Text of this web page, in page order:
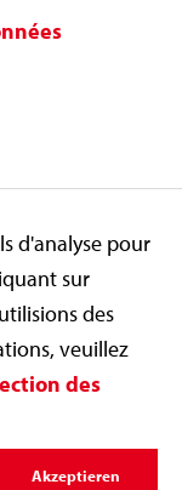
d'analyse pour
sur
des
veuillez
des
Akzeptieren